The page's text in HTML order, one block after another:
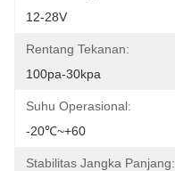
12-28V
Rentang Tekanan:
100pa-30kpa
Suhu Operasional:
-20℃~+60
Stabilitas Jangka Panjang: